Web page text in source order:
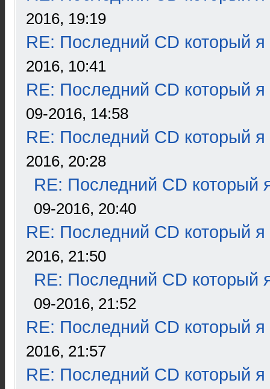
2016, 19:19
RE: Последний CD который я
2016, 10:41
RE: Последний CD который я
09-2016, 14:58
RE: Последний CD который я
2016, 20:28
RE: Последний CD который
09-2016, 20:40
RE: Последний CD который я
2016, 21:50
RE: Последний CD который
09-2016, 21:52
RE: Последний CD который я
2016, 21:57
RE: Последний CD который я